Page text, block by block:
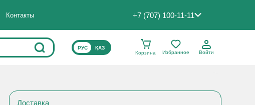
Контакты +7 (707) 100-11-11
ВЫБЕРИТЕ ЯЗЫК САЙТА
РУС
ҚАЗ
Корзина
Избранное Войти
Доставка